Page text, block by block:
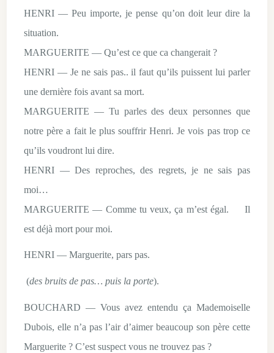
HENRI — Peu importe, je pense qu’on doit leur dire la
situation.
MARGUERITE — Qu’est ce que ca changerait ?
HENRI — Je ne sais pas.. il faut qu’ils puissent lui parler
une dernière fois avant sa mort.
MARGUERITE — Tu parles des deux personnes que
notre père a fait le plus souffrir Henri. Je vois pas trop ce
qu’ils voudront lui dire.
HENRI — Des reproches, des regrets, je ne sais pas
moi…
MARGUERITE — Comme tu veux, ça m’est égal. Il
est déjà mort pour moi.
HENRI — Marguerite, pars pas.
(des bruits de pas… puis la porte).
BOUCHARD — Vous avez entendu ça Mademoiselle
Dubois, elle n’a pas l’air d’aimer beaucoup son père cette
Marguerite ? C’est suspect vous ne trouvez pas ?